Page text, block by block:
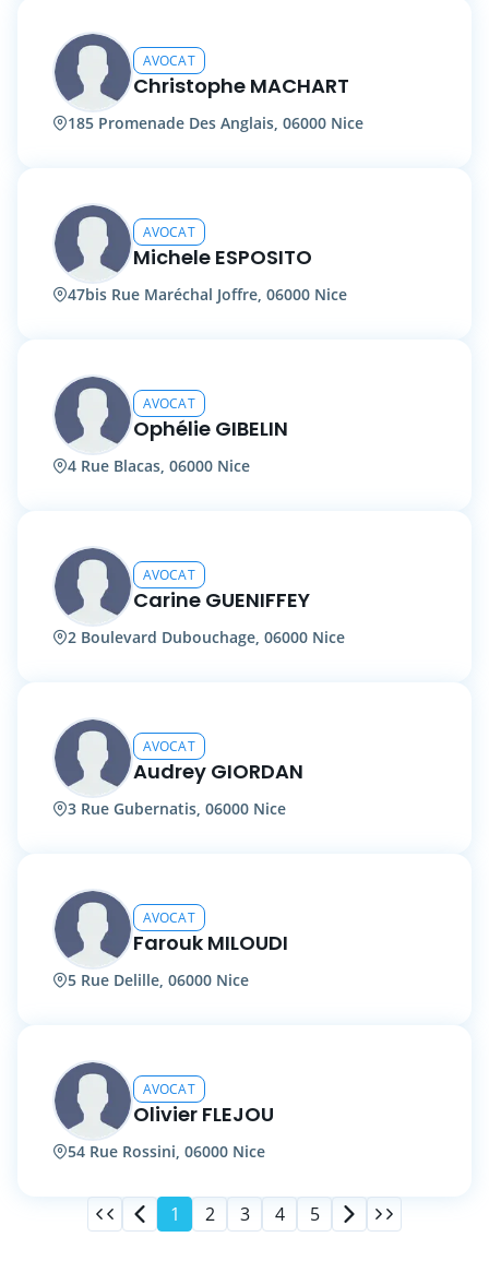
AVOCAT
Christophe MACHART
185 Promenade Des Anglais, 06000 Nice
AVOCAT
Michele ESPOSITO
47bis Rue Maréchal Joffre, 06000 Nice
AVOCAT
Ophélie GIBELIN
4 Rue Blacas, 06000 Nice
AVOCAT
Carine GUENIFFEY
2 Boulevard Dubouchage, 06000 Nice
AVOCAT
Audrey GIORDAN
3 Rue Gubernatis, 06000 Nice
AVOCAT
Farouk MILOUDI
5 Rue Delille, 06000 Nice
AVOCAT
Olivier FLEJOU
54 Rue Rossini, 06000 Nice
1 2 3 4 5